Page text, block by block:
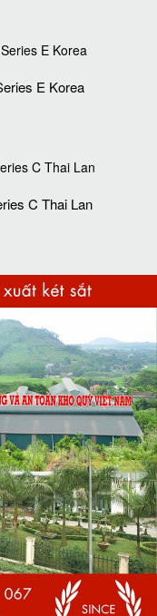
E Korea
C Thai Lan